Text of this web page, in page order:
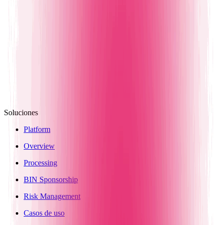
Soluciones
Platform
Overview
Processing
BIN Sponsorship
Risk Management
Casos de uso